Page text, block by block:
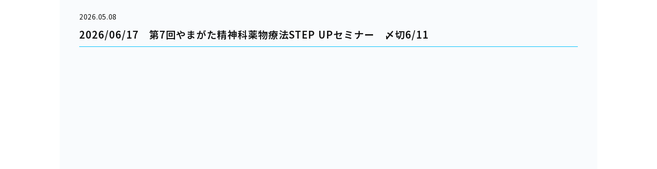
2026.05.08
2026/06/17 第7回やまがた精神科薬物療法STEP UPセミナー 〆切6/11